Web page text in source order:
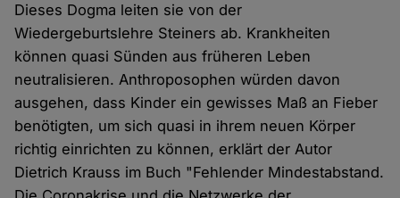
Dieses Dogma leiten sie von der
Wiedergeburtslehre Steiners ab. Krankheiten
können quasi Sünden aus früheren Leben
neutralisieren. Anthroposophen würden davon
ausgehen, dass Kinder ein gewisses Maß an Fieber
benötigten, um sich quasi in ihrem neuen Körper
richtig einrichten zu können, erklärt der Autor
Dietrich Krauss im Buch "Fehlender Mindestabstand.